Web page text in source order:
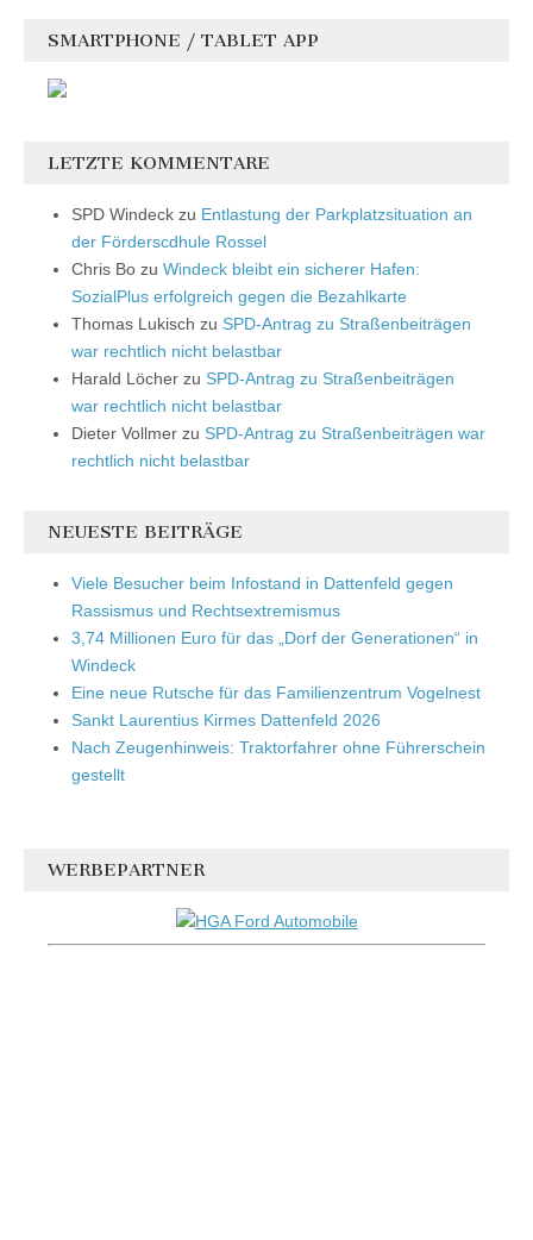
SMARTPHONE / TABLET APP
LETZTE KOMMENTARE
SPD Windeck zu Entlastung der Parkplatzsituation an
der Förderscdhule Rossel
Chris Bo zu Windeck bleibt ein sicherer Hafen:
SozialPlus erfolgreich gegen die Bezahlkarte
Thomas Lukisch zu SPD-Antrag zu Straßenbeiträgen
war rechtlich nicht belastbar
Harald Löcher zu SPD-Antrag zu Straßenbeiträgen
war rechtlich nicht belastbar
Dieter Vollmer zu SPD-Antrag zu Straßenbeiträgen war
rechtlich nicht belastbar
NEUESTE BEITRÄGE
Viele Besucher beim Infostand in Dattenfeld gegen
Rassismus und Rechtsextremismus
3,74 Millionen Euro für das „Dorf der Generationen“ in
Windeck
Eine neue Rutsche für das Familienzentrum Vogelnest
Sankt Laurentius Kirmes Dattenfeld 2026
Nach Zeugenhinweis: Traktorfahrer ohne Führerschein
gestellt
WERBEPARTNER